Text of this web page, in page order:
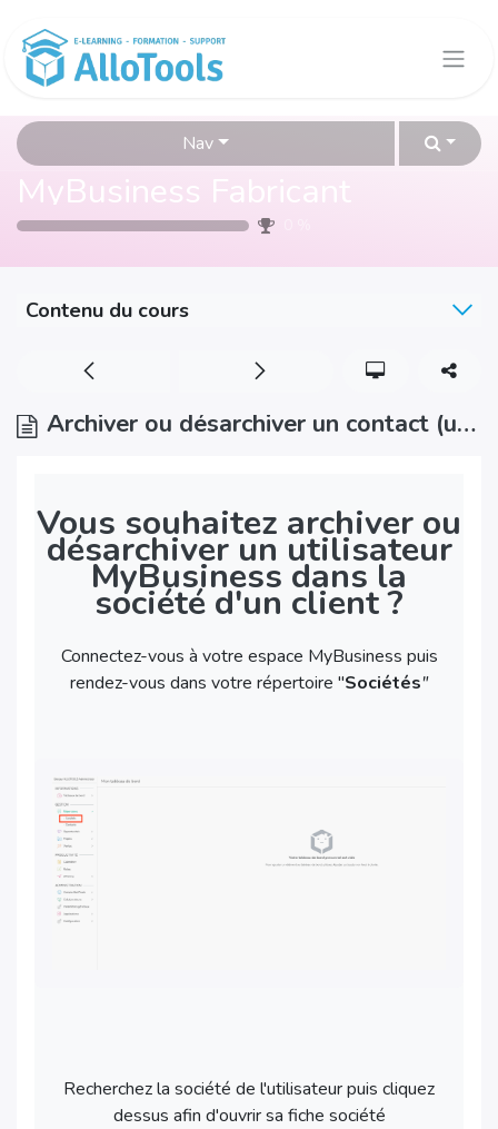
Nav
MyBusiness Fabricant
Contenu du cours
Archiver ou désarchiver un contact (utilisateur client)
Vous souhaitez archiver ou
désarchiver un utilisateur
MyBusiness dans la
société d'un client ?
Connectez-vous à votre espace MyBusiness puis
rendez-vous dans votre répertoire "Sociétés"
Recherchez la société de l'utilisateur puis cliquez
dessus afin d'ouvrir sa fiche société